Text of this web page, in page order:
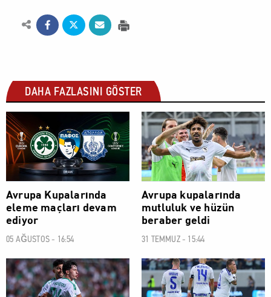
DAHA FAZLASINI GÖSTER
SPOR
Avrupa Kupalarında
eleme maçları devam
ediyor
05 AĞUSTOS - 16:54
SPOR
Avrupa kupalarında
mutluluk ve hüzün
beraber geldi
31 TEMMUZ - 15:44
SPOR SPOR